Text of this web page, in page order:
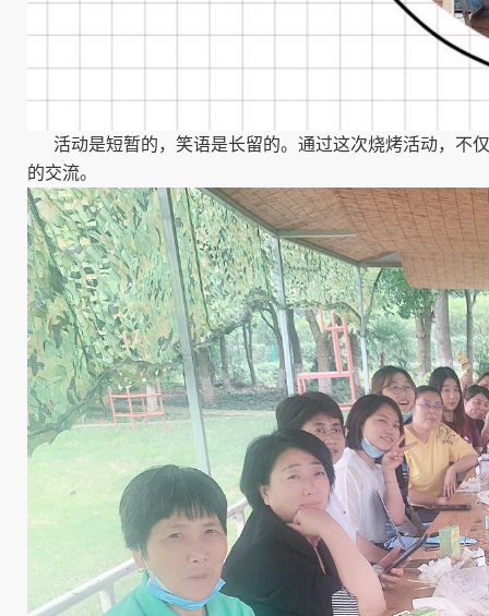
活动是短暂的，笑语是长留的。通过这次烧烤活动，不
的交流。